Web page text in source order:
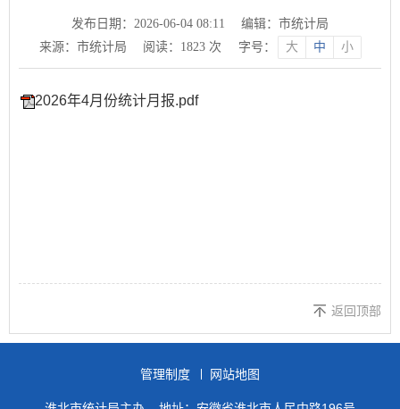
发布日期：2026-06-04 08:11
编辑：市统计局
来源：市统计局
阅读： 1823次 字号： 大 中 小
2026年4月份统计月报.pdf
返回顶部
管理制度 网站地图